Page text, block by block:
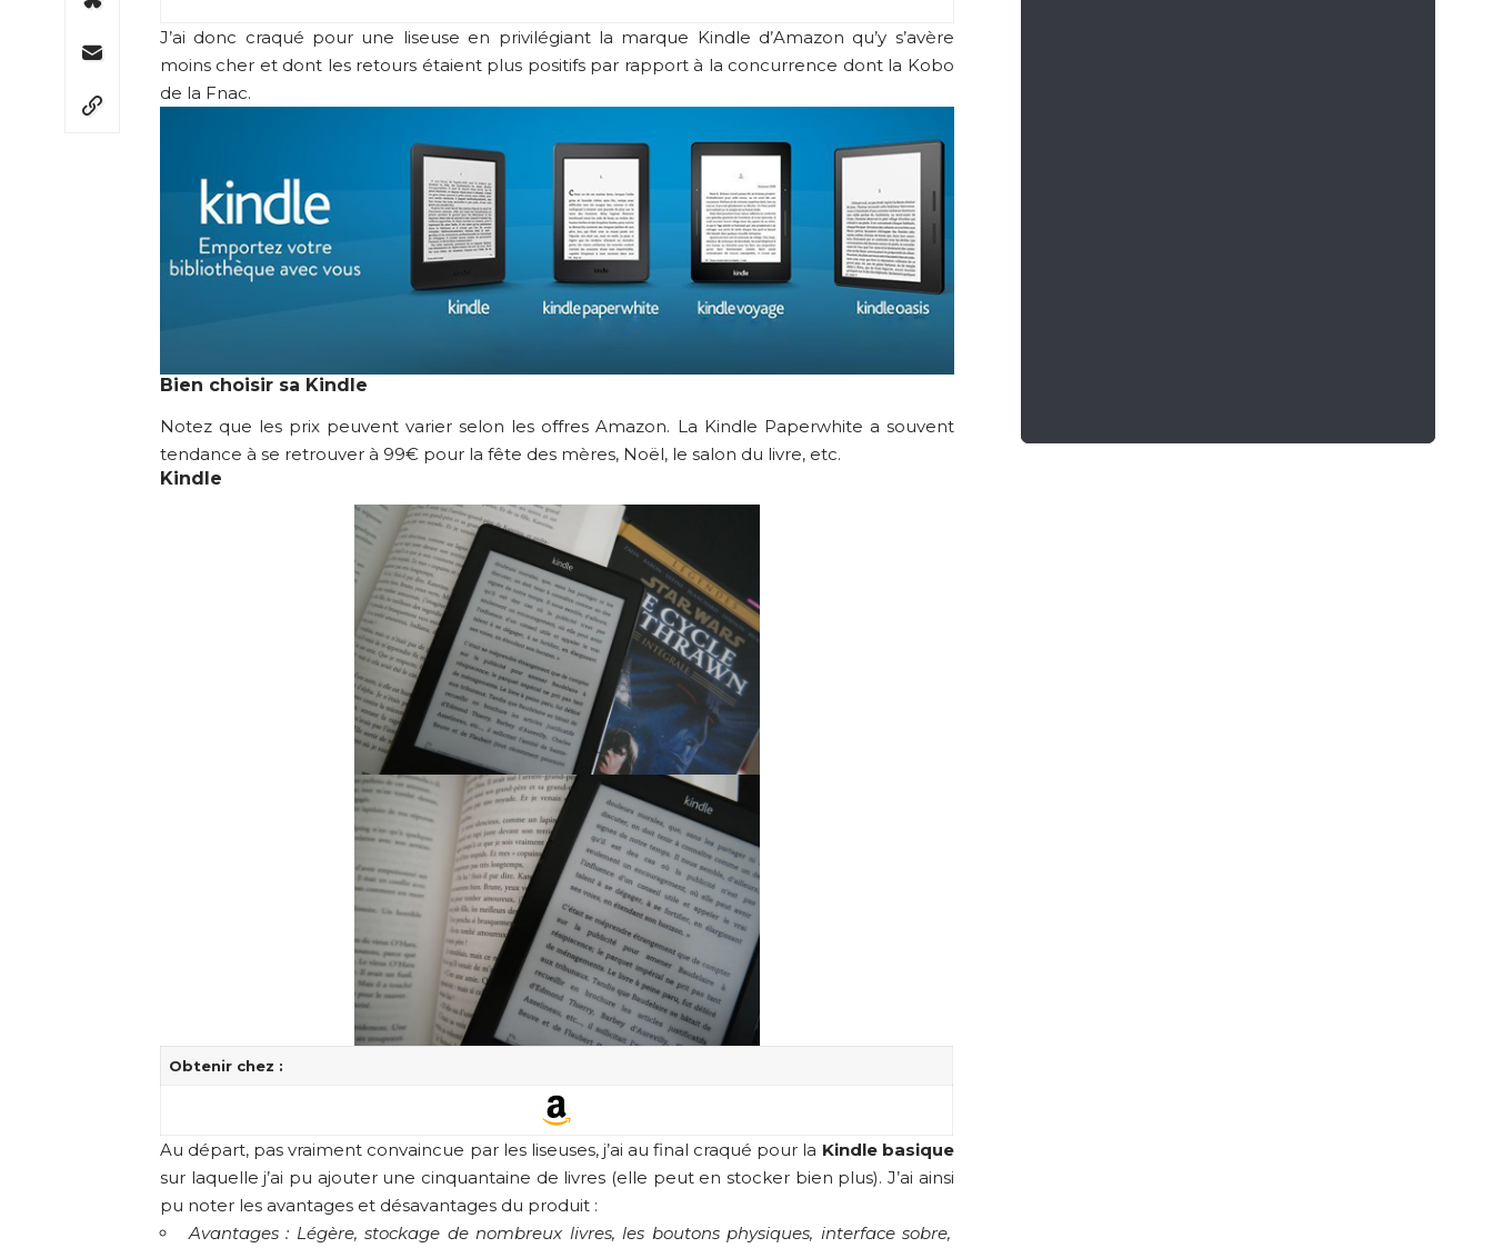
J’ai donc craqué pour une liseuse en privilégiant la marque Kindle d’Amazon qu’y s’avère
moins cher et dont les retours étaient plus positifs par rapport à la concurrence dont la Kobo
de la Fnac.
Bien choisir sa Kindle
Notez que les prix peuvent varier selon les offres Amazon. La Kindle Paperwhite a souvent
tendance à se retrouver à 99€ pour la fête des mères, Noël, le salon du livre, etc.
Kindle
Obtenir chez :
Au départ, pas vraiment convaincue par les liseuses, j’ai au final craqué pour la Kindle basique
sur laquelle j’ai pu ajouter une cinquantaine de livres (elle peut en stocker bien plus). J’ai ainsi
pu noter les avantages et désavantages du produit :
Avantages : Légère, stockage de nombreux livres, les boutons physiques, interface sobre,